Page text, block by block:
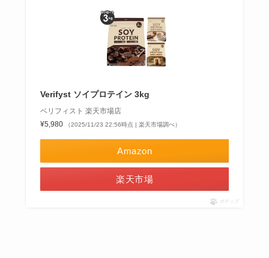
Verifyst ソイプロテイン 3kg
ベリフィスト 楽天市場店
¥5,980
（2025/11/23 22:56時点 | 楽天市場調べ）
Amazon
楽天市場
ポチップ